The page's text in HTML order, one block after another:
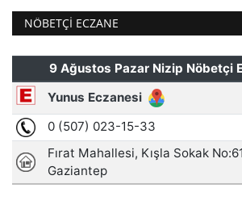
NÖBETÇI ECZANE